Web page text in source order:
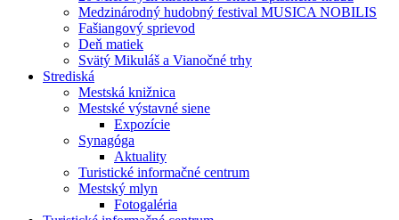
Medzinárodný hudobný festival MUSICA NOBILIS
Fašiangový sprievod
Deň matiek
Svätý Mikuláš a Vianočné trhy
Strediská
Mestská knižnica
Mestské výstavné siene
Expozície
Synagóga
Aktuality
Turistické informačné centrum
Mestský mlyn
Fotogaléria